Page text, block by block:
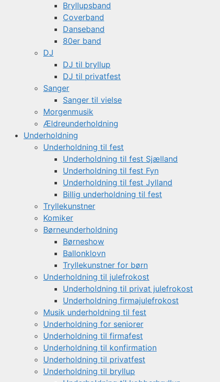
Bryllupsband
Coverband
Danseband
80er band
DJ
DJ til bryllup
DJ til privatfest
Sanger
Sanger til vielse
Morgenmusik
Ældreunderholdning
Underholdning
Underholdning til fest
Underholdning til fest Sjælland
Underholdning til fest Fyn
Underholdning til fest Jylland
Billig underholdning til fest
Tryllekunstner
Komiker
Børneunderholdning
Børneshow
Ballonklovn
Tryllekunstner for børn
Underholdning til julefrokost
Underholdning til privat julefrokost
Underholdning firmajulefrokost
Musik underholdning til fest
Underholdning for seniorer
Underholdning til firmafest
Underholdning til konfirmation
Underholdning til privatfest
Underholdning til bryllup